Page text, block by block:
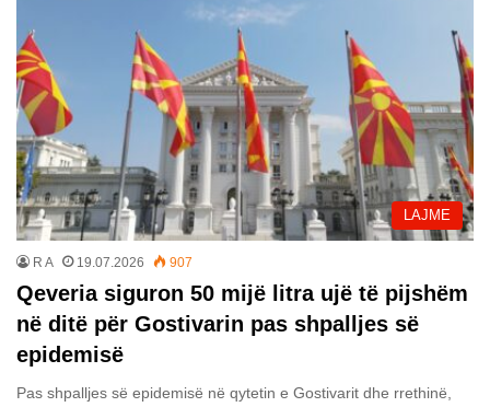
LAJME
R A 19.07.2026 907
Qeveria siguron 50 mijë litra ujë të pijshëm
në ditë për Gostivarin pas shpalljes së
epidemisë
Pas shpalljes së epidemisë në qytetin e Gostivarit dhe rrethinë,